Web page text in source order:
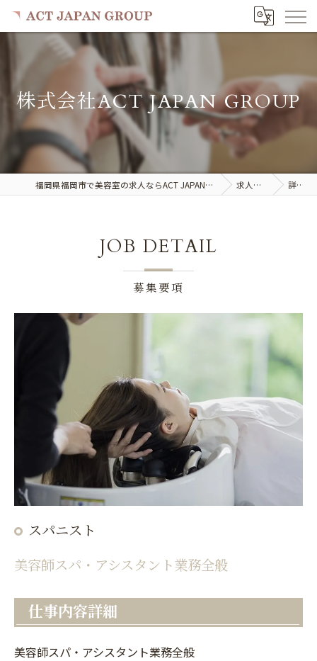
株式会社ACT JAPAN GROUP
福岡県福岡市で美容室の求人ならACT JAPAN GROUP 求人一覧 詳細
募集要項
JOB DETAIL
スパニスト
美容師スパ・アシスタント業務全般
仕事内容詳細
美容師スパ・アシスタント業務全般